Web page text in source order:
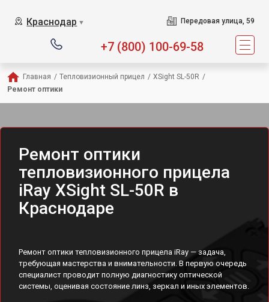
Краснодар ▼ Передовая улица, 59
+7 (800) 100-69-58
Главная / Тепловизионный прицел / XSight SL-50R /
Ремонт оптики
Ремонт оптики
тепловизионного прицела
iRay XSight SL-50R в
Краснодаре
Ремонт оптики тепловизионного прицела iRay — задача,
требующая мастерства и внимательности. В первую очередь
специалист проводит полную диагностику оптической
системы, оценивая состояние линз, зеркал и иных элементов.